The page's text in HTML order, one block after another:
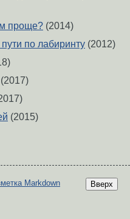
проще? (2014)
по лабиринту (2012)
(2017)
(2015)
Вверх
Markdown